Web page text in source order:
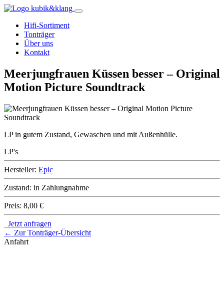
Hifi-Sortiment
Tonträger
Über uns
Kontakt
Meerjungfrauen Küssen besser – Original
Motion Picture Soundtrack
LP in gutem Zustand, Gewaschen und mit Außenhülle.
LP's
Hersteller: Epic
Zustand: in Zahlungnahme
Preis: 8,00 €
Jetzt anfragen
← Zur Tonträger-Übersicht
Anfahrt